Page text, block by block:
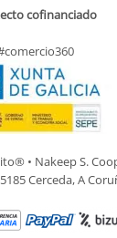
cofinanciado
• Nakeep S.
Cerceda, A